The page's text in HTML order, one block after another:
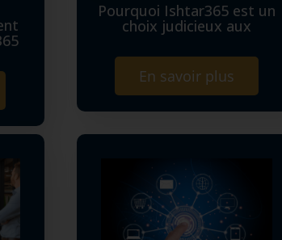
Pourquoi Ishtar365 est un
choix judicieux aux
En savoir plus